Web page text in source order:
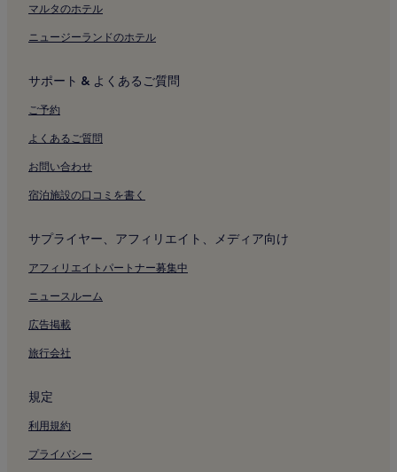
マルタのホテル
ニュージーランドのホテル
サポート & よくあるご質問
ご予約
よくあるご質問
お問い合わせ
宿泊施設の口コミを書く
サプライヤー、アフィリエイト、メディア向け
アフィリエイトパートナー募集中
ニュースルーム
広告掲載
旅行会社
規定
利用規約
プライバシー